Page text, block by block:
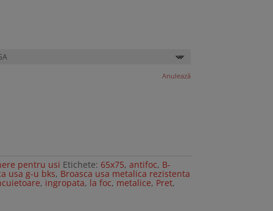
Anulează
pentru usi Etichete: 65x75,antifoc, B-
usa g-u bks, Broasca usa metalica rezistenta
, ingropata, la foc, metalice, Pret,